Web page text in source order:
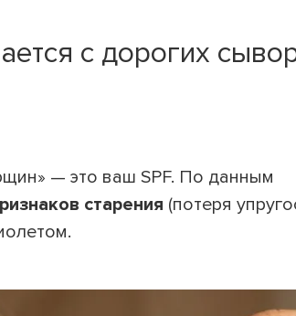
с дорогих
— это ваш SPF. По данным
старения (потеря